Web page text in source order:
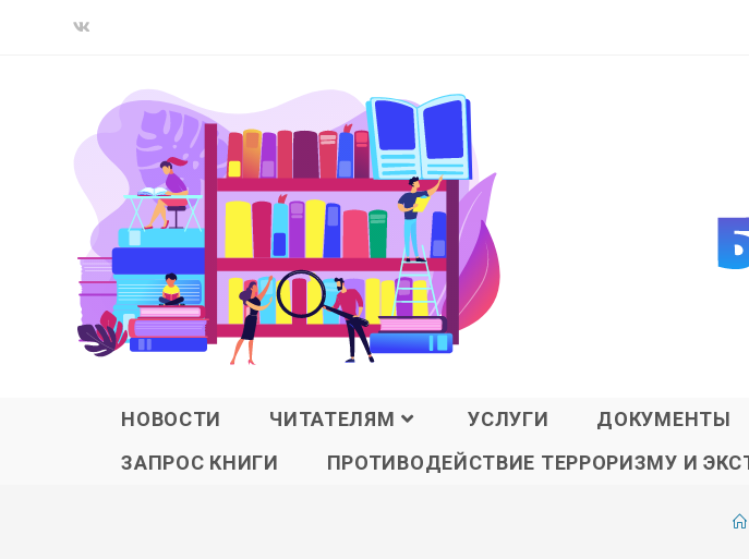
НОВОСТИ ЧИТАТЕЛЯМ УСЛУГИ ДОКУМЕНТЫ
ЗАПРОС КНИГИ
ПРОТИВОДЕЙСТВИЕ ТЕРРОРИЗМУ И